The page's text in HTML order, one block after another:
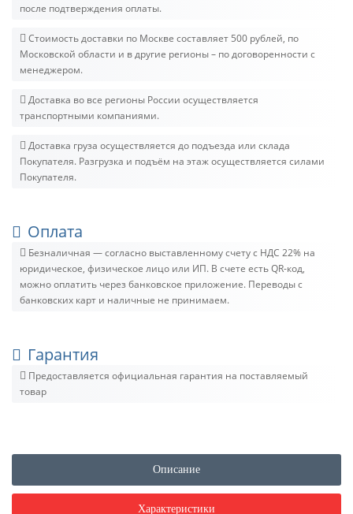
после подтверждения оплаты.
Стоимость доставки по Москве составляет 500 рублей, по
Московской области и в другие регионы – по договоренности с
менеджером.
Доставка во все регионы России осуществляется
транспортными компаниями.
Доставка груза осуществляется до подъезда или склада
Покупателя. Разгрузка и подъём на этаж осуществляется силами
Покупателя.
Оплата
Безналичная — согласно выставленному счету c НДС 22% на
юридическое, физическое лицо или ИП. В счете есть QR-код,
можно оплатить через банковское приложение. Переводы с
банковских карт и наличные не принимаем.
Гарантия
Предоставляется официальная гарантия на поставляемый
товар
Описание
Характеристики